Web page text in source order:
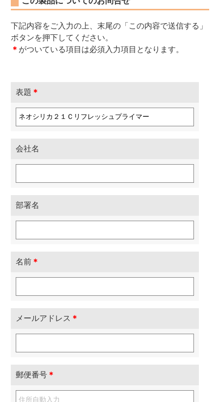
下記内容をご入力の上、末尾の「この内容で送信する」
ボタンを押下してください。
＊ がついている項目は必須入力項目となります。
表題 ＊
会社名
部署名
名前 ＊
メールアドレス ＊
郵便番号 ＊